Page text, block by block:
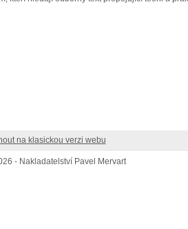
na klasickou verzi webu
- Nakladatelství Pavel Mervart